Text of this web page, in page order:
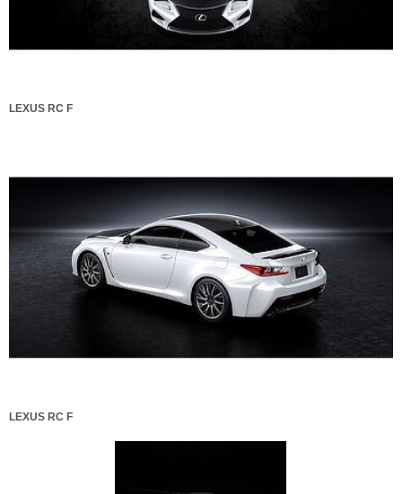
LEXUS RC F
LEXUS RC F